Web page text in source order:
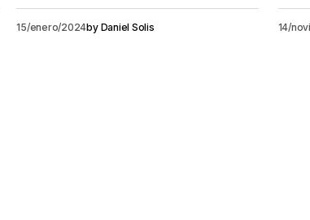
15/enero/2024by Daniel Solis 14/